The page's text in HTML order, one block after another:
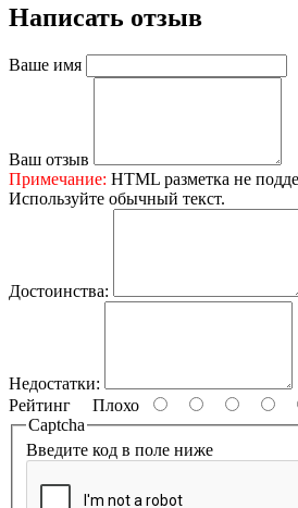
Написать отзыв
Ваше имя
Ваш отзыв
Примечание: HTML разметка не
Используйте обычный текст.
Достоинства:
Недостатки:
Рейтинг Плохо
Captcha
Введите код в поле ниже